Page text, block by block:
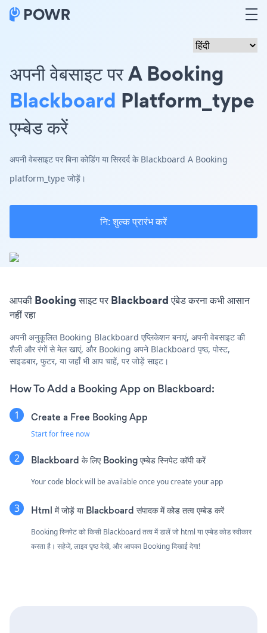
अपनी वेबसाइट पर A Booking
Blackboard Platform_type
एम्बेड करें
अपनी वेबसाइट पर बिना कोडिंग या सिरदर्द के Blackboard A Booking
platform_type जोड़ें।
नि: शुल्क प्रारंभ करें
आपकी Booking साइट पर Blackboard एंबेड करना कभी आसान
नहीं रहा
अपनी अनुकूलित Booking Blackboard एप्लिकेशन बनाएं, अपनी वेबसाइट की
शैली और रंगों से मेल खाएं, और Booking अपने Blackboard पृष्ठ, पोस्ट,
साइडबार, फुटर, या जहाँ भी आप चाहें, पर जोड़ें साइट।
How To Add a Booking App on Blackboard:
Create a Free Booking App
Start for free now
Blackboard के लिए Booking एम्बेड स्निपेट कॉपी करें
Your code block will be available once you create your app
Html में जोड़ें या Blackboard संपादक में कोड तत्व एम्बेड करें
Booking स्निपेट को किसी Blackboard तत्व में डालें जो html या एम्बेड कोड स्वीकार
करता है। सहेजें, लाइव पृष्ठ देखें, और आपका Booking दिखाई देगा!